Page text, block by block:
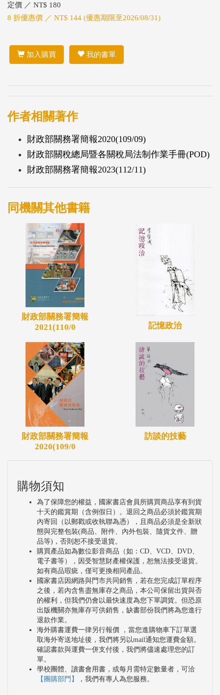
定價 ／ NT$ 180
8 折優惠價 ／ NT$ 144 (優惠期限至2026/08/31)
加入購買 我的書單
作者相關著作
財政部關務署簡報2020(109/09)
財政部關稅總局暨各關稅局法制作業手冊(POD)
財政部關務署簡報2023(112/11)
同機關其他書籍
財政部關務署簡報
2021(110/0
記憶政治
財政部關務署簡報
2020(109/0
訪談的技藝
購物須知
為了保障您的權益，國家書店會員所購買商品享有到貨
十天的鑑賞期（含例假日）。退回之商品必須於鑑賞期
內寄回（以郵戳或收執聯為憑），且商品必須是全新狀
態與完整包裝(商品、附件、內外包裝、隨貨文件、贈
品等)，否則恕不接受退貨。
購買產品如為數位影音商品（如：CD、VCD、DVD、
電子書等），因受智慧財產權保護，恕無法接受退貨。
如有商品瑕疵，僅可更換相同產品。
國家書店因網路與門市共同銷售，若在您完成訂單程序
之後，若內含售盡無庫存之商品，本公司保留出貨與否
的權利，但我們仍會以最快速度為您下單調貨。但恐原
出版機關亦無庫存可供銷售，缺書部份我們將為您進行
退款作業。
海外購書運費一律另行報價 ，當您進購物車下訂單選
取海外寄送地址後，我們將另以mail通知您運費金額。
確認書款與運費一併支付後，我們將儘速處理您的訂
單。
學校團體、讀書會用書，或每月需特定數量者，可洽
【團購部門】
，我們有專人為您服務。